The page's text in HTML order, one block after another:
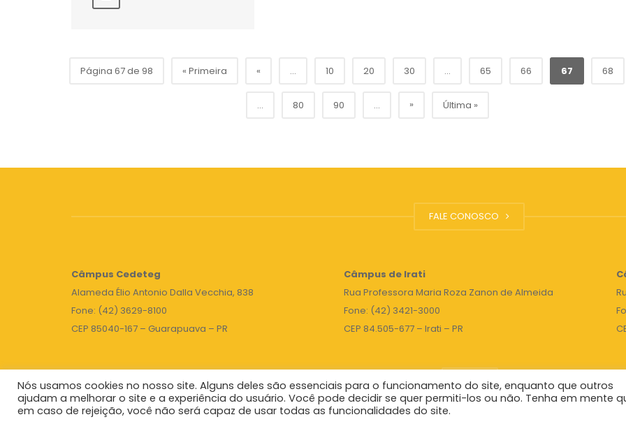
Página 67 de 98 « Primeira « ... 10 20 30 ... 65 66 67 68
... 80 90 ... » Última »
FALE CONOSCO
Câmpus Cedeteg
Alameda Élio Antonio Dalla Vecchia, 838
Fone: (42) 3629-8100
CEP 85040-167 – Guarapuava – PR
Câmpus de Irati
Rua Professora Maria Roza Zanon de Almeida
Fone: (42) 3421-3000
CEP 84.505-677 – Irati – PR
TOPO
Unicentro Governo do Paraná
Nós usamos cookies no nosso site. Alguns deles são essenciais para o funcionamento do site, enquanto que outros
ajudam a melhorar o site e a experiência do usuário. Você pode decidir se quer permiti-los ou não. Tenha em mente
em caso de rejeição, você não será capaz de usar todas as funcionalidades do site.